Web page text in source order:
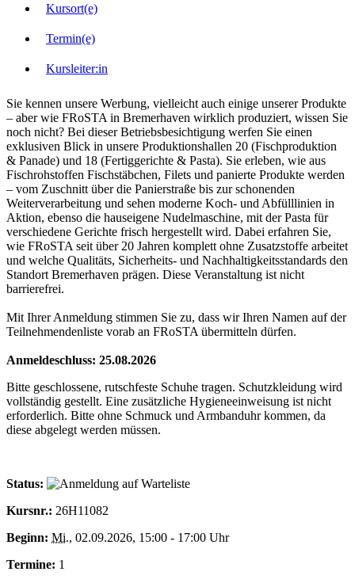
Kursort(e)
Termin(e)
Kursleiter:in
Sie kennen unsere Werbung, vielleicht auch einige unserer Produkte
– aber wie FRoSTA in Bremerhaven wirklich produziert, wissen Sie
noch nicht? Bei dieser Betriebsbesichtigung werfen Sie einen
exklusiven Blick in unsere Produktionshallen 20 (Fischproduktion
& Panade) und 18 (Fertiggerichte & Pasta). Sie erleben, wie aus
Fischrohstoffen Fischstäbchen, Filets und panierte Produkte werden
– vom Zuschnitt über die Panierstraße bis zur schonenden
Weiterverarbeitung und sehen moderne Koch- und Abfülllinien in
Aktion, ebenso die hauseigene Nudelmaschine, mit der Pasta für
verschiedene Gerichte frisch hergestellt wird. Dabei erfahren Sie,
wie FRoSTA seit über 20 Jahren komplett ohne Zusatzstoffe arbeitet
und welche Qualitäts, Sicherheits- und Nachhaltigkeitsstandards den
Standort Bremerhaven prägen. Diese Veranstaltung ist nicht
barrierefrei.
Mit Ihrer Anmeldung stimmen Sie zu, dass wir Ihren Namen auf der
Teilnehmendenliste vorab an FRoSTA übermitteln dürfen.
Anmeldeschluss: 25.08.2026
Bitte geschlossene, rutschfeste Schuhe tragen. Schutzkleidung wird
vollständig gestellt. Eine zusätzliche Hygieneeinweisung ist nicht
erforderlich. Bitte ohne Schmuck und Armbanduhr kommen, da
diese abgelegt werden müssen.
Status:
Kursnr.: 26H11082
Beginn: Mi., 02.09.2026, 15:00 - 17:00 Uhr
Termine: 1